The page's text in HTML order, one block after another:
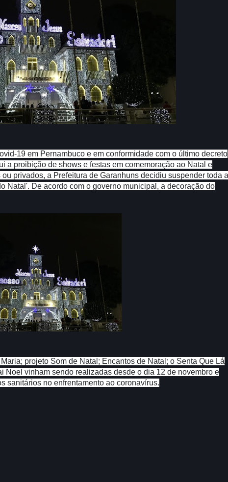
19 em Pernambuco e em conformidade com o último decreto
a proibição de shows e festas em comemoração ao Natal e
privados, a Prefeitura de Garanhuns decidiu suspender toda a
Natal'. De acordo com o governo municipal, a decoração do
projeto Som de Natal; Encantos de Natal; o Senta Que Lá
Noel vinham sendo realizadas desde o dia 12 de novembro e
sanitários no enfrentamento ao coronavírus.